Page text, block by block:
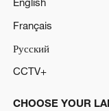
Français
Русский
CCTV+
CHOOSE YOUR